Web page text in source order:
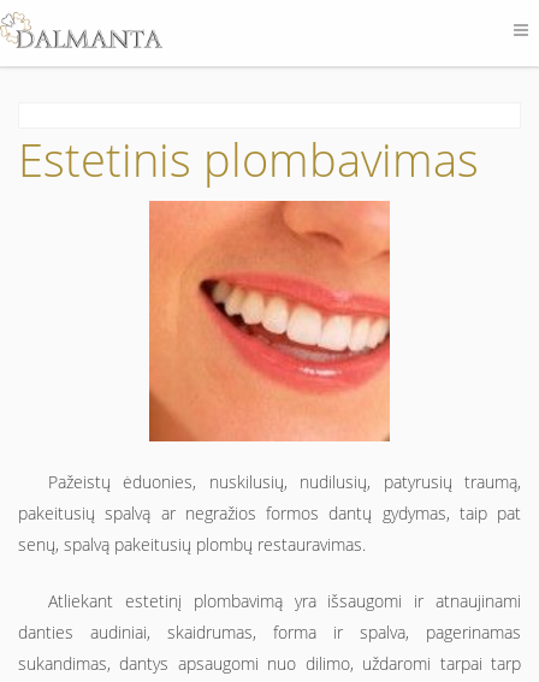
Estetinis plombavimas
Pažeistų ėduonies, nuskilusių, nudilusių, patyrusių traumą,
pakeitusių spalvą ar negražios formos dantų gydymas, taip pat
senų, spalvą pakeitusių plombų restauravimas.
Atliekant estetinį plombavimą yra išsaugomi ir atnaujinami
danties audiniai, skaidrumas, forma ir spalva, pagerinamas
sukandimas, dantys apsaugomi nuo dilimo, uždaromi tarpai tarp